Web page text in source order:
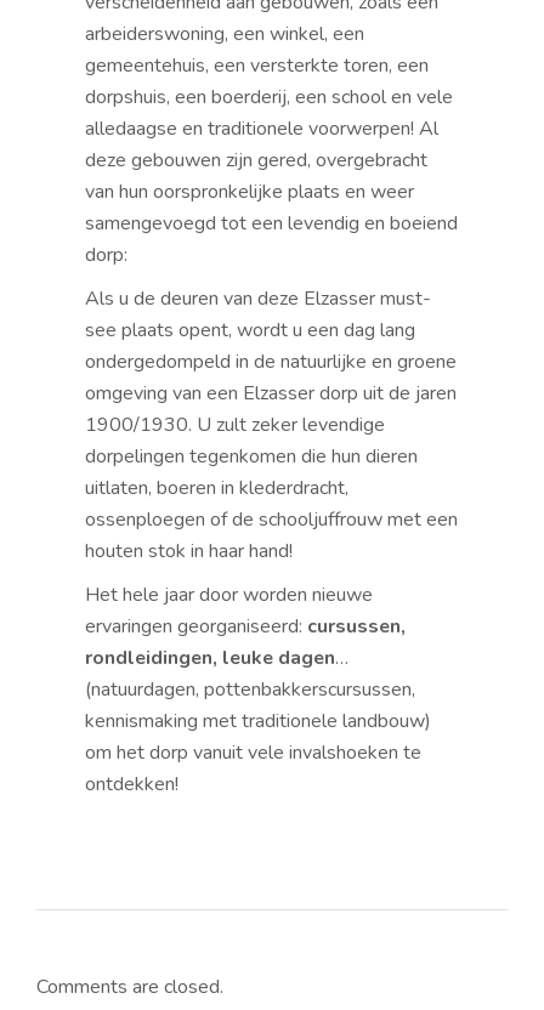
arbeiderswoning, een winkel, een
gemeentehuis, een versterkte toren, een
dorpshuis, een boerderij, een school en vele
alledaagse en traditionele voorwerpen! Al
deze gebouwen zijn gered, overgebracht
van hun oorspronkelijke plaats en weer
samengevoegd tot een levendig en boeiend
dorp:
Als u de deuren van deze Elzasser must-
see plaats opent, wordt u een dag lang
ondergedompeld in de natuurlijke en groene
omgeving van een Elzasser dorp uit de jaren
1900/1930. U zult zeker levendige
dorpelingen tegenkomen die hun dieren
uitlaten, boeren in klederdracht,
ossenploegen of de schooljuffrouw met een
houten stok in haar hand!
Het hele jaar door worden nieuwe
ervaringen georganiseerd: cursussen,
rondleidingen, leuke dagen…
(natuurdagen, pottenbakkerscursussen,
kennismaking met traditionele landbouw)
om het dorp vanuit vele invalshoeken te
ontdekken!
Comments are closed.